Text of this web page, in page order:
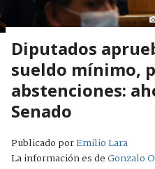
Diputados
sueldo mínimo,
abstenciones:
Senado
Publicado porEmilio Lara
La información es deGonzalo